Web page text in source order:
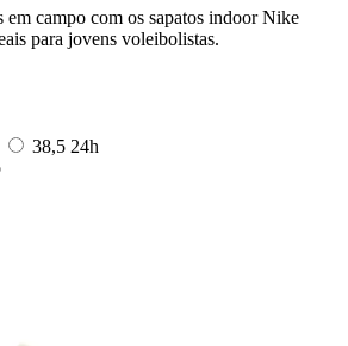
em campo com os sapatos indoor Nike
para jovens voleibolistas.
38,5 24h